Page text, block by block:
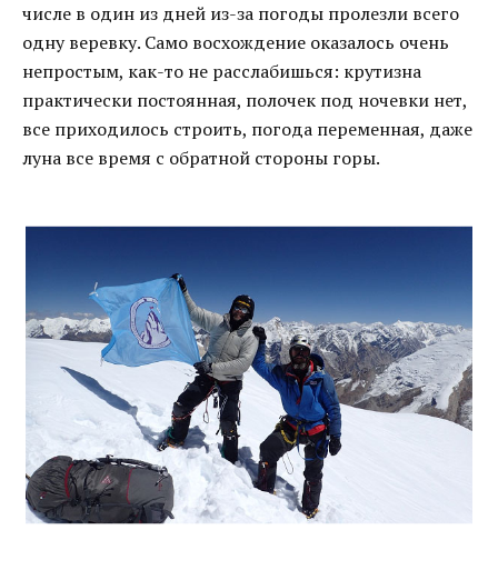
числе в один из дней из-за погоды пролезли всего
одну веревку. Само восхождение оказалось очень
непростым, как-то не расслабишься: крутизна
практически постоянная, полочек под ночевки нет,
все приходилось строить, погода переменная, даже
луна все время с обратной стороны горы.